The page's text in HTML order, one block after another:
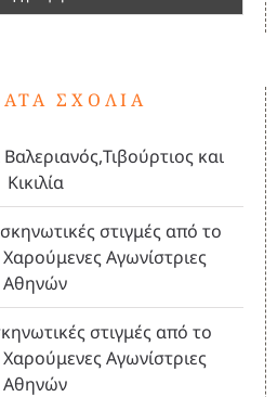
ΣΧΌΛΙΑ
Βαλεριανός,Τιβούρτιος και
Κικιλία
στιγμές από το
Αγωνίστριες
Αθηνών
στιγμές από το
Αγωνίστριες
Αθηνών